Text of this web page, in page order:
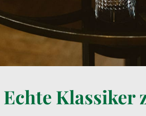
Echte Klassiker